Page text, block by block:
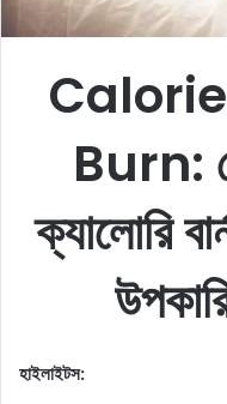
Burn:
ক্যালোরি
হাইলাইটস: